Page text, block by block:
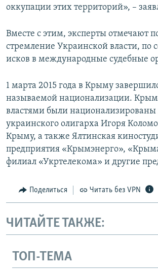
оккупации этих территорий», –
Вместе с этим, эксперты отмечают
стремление Украинской власти, по
исков в международные судебные
1 марта 2015 года в Крыму
называемой национализации.
властями были национализированы
украинского олигарха Игоря
Крыму, а также Ялтинская
предприятия «Крымэнерго»,
филиал «Укртелекома» и другие
Поделиться Читать без VPN
ЧИТАЙТЕ ТАКЖЕ:
ТОП-ТЕМА